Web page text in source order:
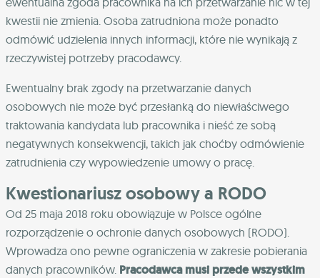
kwestii nie zmienia. Osoba zatrudniona może ponadto
odmówić udzielenia innych informacji, które nie wynikają z
rzeczywistej potrzeby pracodawcy.
Ewentualny brak zgody na przetwarzanie danych
osobowych nie może być przesłanką do niewłaściwego
traktowania kandydata lub pracownika i nieść ze sobą
negatywnych konsekwencji, takich jak choćby odmówienie
zatrudnienia czy wypowiedzenie umowy o pracę.
Kwestionariusz osobowy a RODO
Od 25 maja 2018 roku obowiązuje w Polsce ogólne
rozporządzenie o ochronie danych osobowych (RODO).
Wprowadza ono pewne ograniczenia w zakresie pobierania
danych pracowników. Pracodawca musi przede wszystkim